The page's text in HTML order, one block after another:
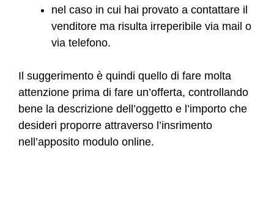
nel caso in cui hai provato a contattare il
venditore ma risulta irreperibile via mail o
via telefono.
Il suggerimento è quindi quello di fare molta
attenzione prima di fare un’offerta, controllando
bene la descrizione dell’oggetto e l’importo che
desideri proporre attraverso l’insrimento
nell’apposito modulo online.